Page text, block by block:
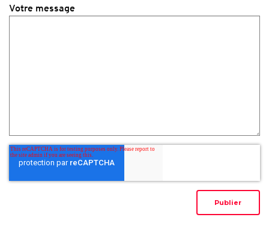
Votre message